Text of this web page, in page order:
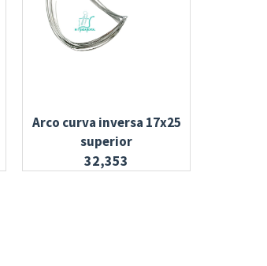
Arco curva inversa 17x25
superior
32,353